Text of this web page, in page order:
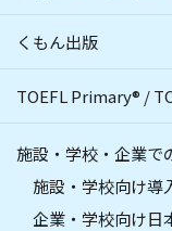
くもん出版
TOEFL Primary® /
施設・学校・企業で
施設・学校向け導
企業・学校向け日